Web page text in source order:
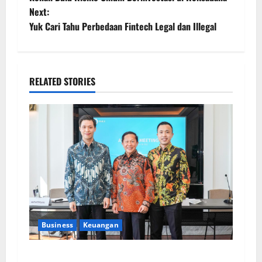
Next:
Yuk Cari Tahu Perbedaan Fintech Legal dan Illegal
RELATED STORIES
Business Keuangan